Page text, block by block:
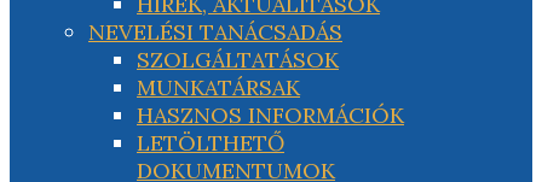
NEVELÉSI TANÁCSADÁS
SZOLGÁLTATÁSOK
MUNKATÁRSAK
HASZNOS INFORMÁCIÓK
LETÖLTHETŐ
DOKUMENTUMOK